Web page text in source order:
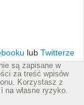
lub Twitterze
są zapisane w
za treść wpisów
Korzystasz z
na własne ryzyko.